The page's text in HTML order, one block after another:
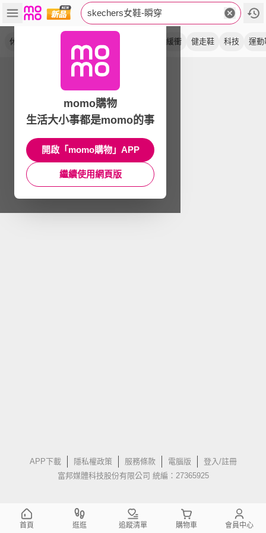
skechers女鞋-瞬穿
休閒鞋 緩衝 健走鞋 科技 運動
APP下載 隱私權政策 服務條款 電腦版
登入/註冊
富邦媒體科技股份有限公司 統編：27365925
momo購物
生活大小事都是momo的事
開啟「momo購物」APP
繼續使用網頁版
首頁 逛逛 追蹤清單 購物車 會員中心